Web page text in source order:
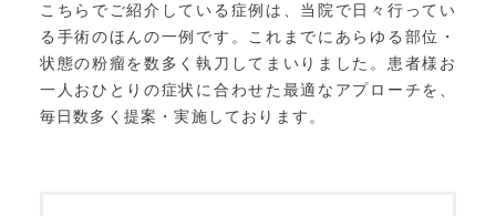
こちらでご紹介している症例は、当院で日々行ってい
る手術のほんの一例です。これまでにあらゆる部位・
状態の粉瘤を数多く執刀してまいりました。患者様お
一人おひとりの症状に合わせた最適なアプローチを、
毎日数多く提案・実施しております。